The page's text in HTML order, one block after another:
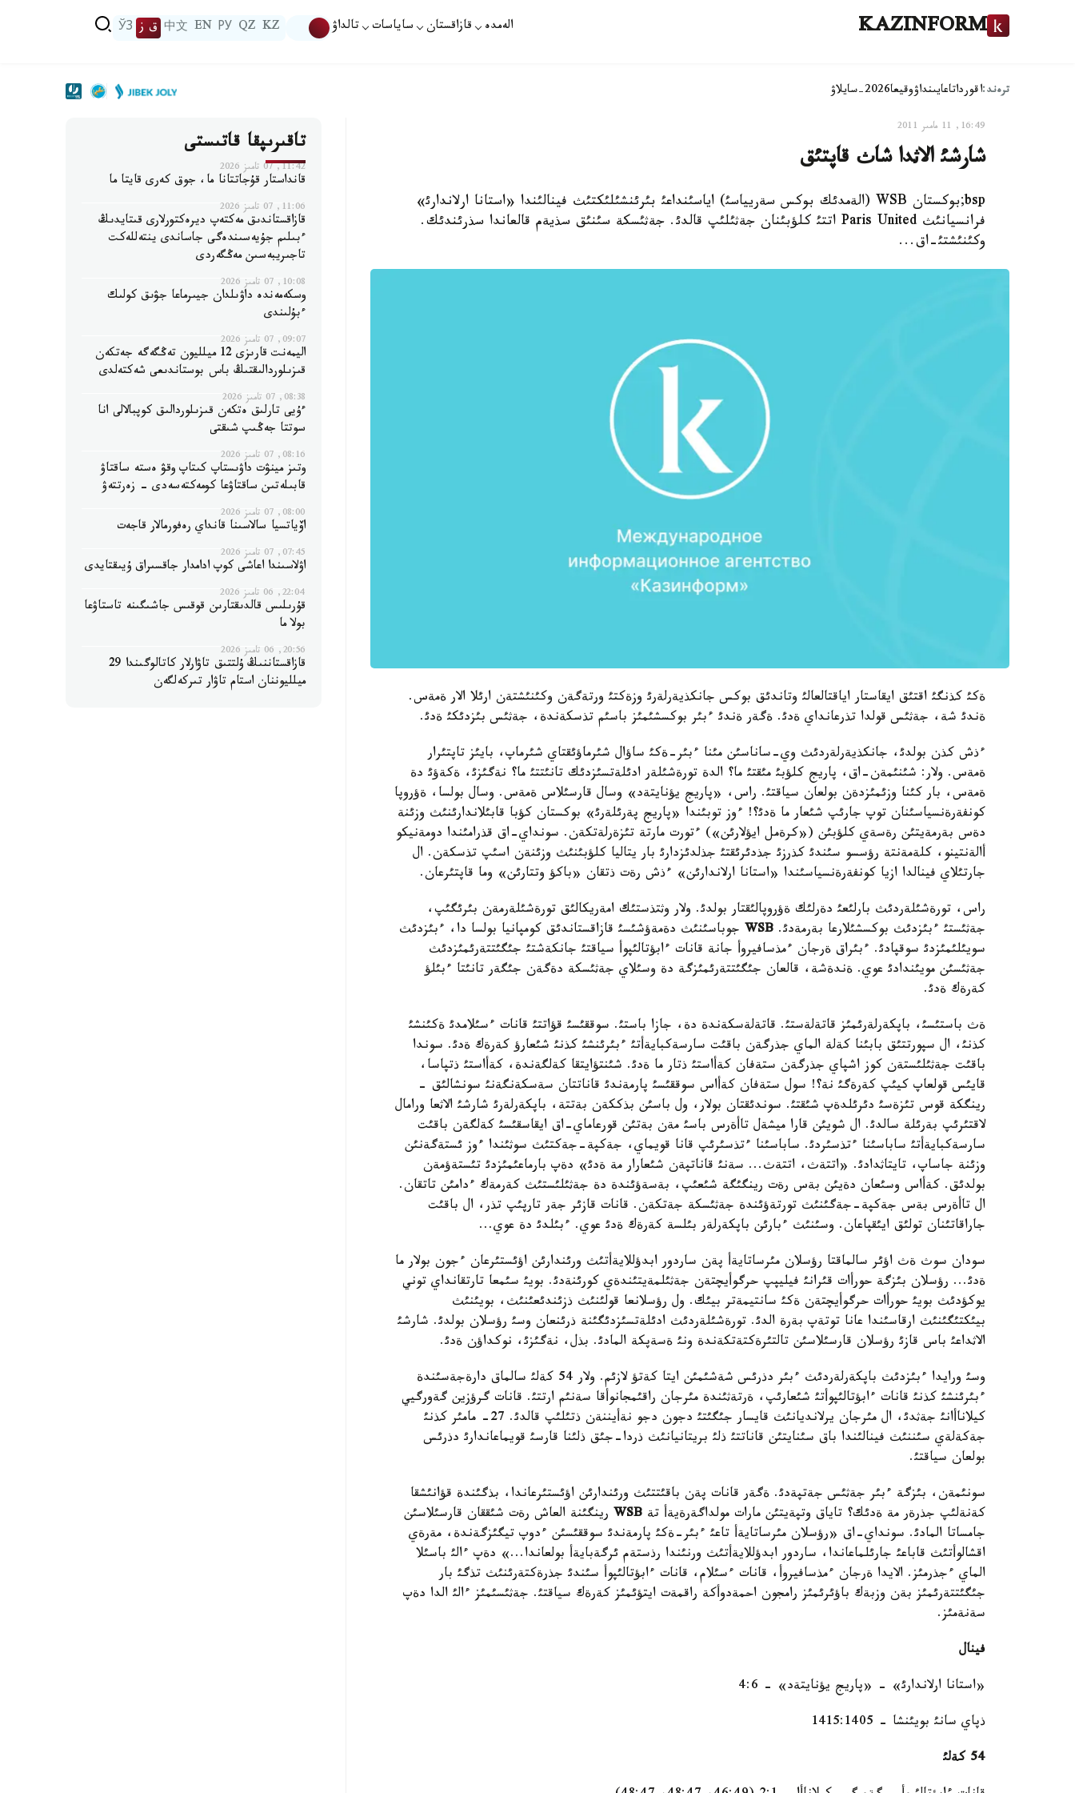
KAZINFORM الەمدە قازاقستان ساياسات تالداۋ KZ
QZ
РУ
EN
中文 ق ز ЎЗ
ترەند:اقورداتاعايىنداۋوقيعا2026-سايلاۋ
16:49, 11 مامىر 2011
شارشئ الاثدا شاث قاپتئق
bsp;بوكستان WSB (الةمدئك بوكس سةريياسئ) اياسئنداعئ بئرئنشئلئكتئث فينالئندا «استانا ارلاندارئ»
فرانسيانئث Paris United اتتئ كلؤبئنان جةثئلئپ قالدئ. جةثئسكة سئنئق سذيةم قالعاندا سذرئندئك.
وكئنئشتئ-اق...
ةكئ كذنگئ اقتئق ايقاستار اياقتالعالئ وتاندئق بوكس جانكذيةرلةرئ وزةكتئ ورتةگةن وكئنئشتةن ارئلا الار ةمةس.
ةندئ شة، جةثئس قولدا تذرعانداي ةدئ. ةگةر ةندئ ءبئر بوكسشئمئز باسئم تذسكةندة، جةثئس بئزدئكئ ةدئ.
ءذش كذن بولدئ، جانكذيةرلةردئث وي-ساناسئن مئنا ءبئر-ةكئ ساؤال شئرماؤئقتاي شئرماپ، بايئز تاپتئرار
ةمةس. ولار: شئنئمةن-اق، پاريج كلؤبئ مئقتئ ما؟ الدة تورةشئلةر ادئلةتسئزدئك تانئتتئ ما؟ نةگئزئ، ةكةؤئ دة
ةمةس، بار كئنا وزئمئزدةن بولعان سياقتئ. راس، «پاريج يؤنايتةد» وسال قارسئلاس ةمةس. وسال بولسا، ةؤروپا
كونفةرةنسياسئنان توپ جارئپ شئعار ما ةدئ؟! ءوز توبئندا «پاريج پةرئلةرئ» بوكستان كؤبا قابئلاندارئنئث وزئنة
دةس بةرمةيتئن رةسةي كلؤبئن («كرةمل ايؤلارئن») ءتورت مارتة تئزةرلةتكةن. سونداي-اق قذرامئندا دومةنيكو
أالةنتينو، كلةمةنتة رؤسسو سئندئ كذرزئ جذدئرئقتئ جذلدئزدارئ بار يتاليا كلؤبئنئث وزئنةن اسئپ تذسكةن. ال
جارتئلاي فينالدا ازيا كونفةرةنسياسئندا «استانا ارلاندارئن» ءذش رةت ذتقان «باكؤ وتتارئن» وما قاپتئرعان.
راس، تورةشئلةردئث بارلئعئ دةرلئك ةؤروپالئقتار بولدئ. ولار وثتذستئك امةريكالئق تورةشئلةرمةن بئرئگئپ،
جةثئستئ ءبئزدئث بوكسشئلارعا بةرمةدئ. WSB جوباسئنئث دةمةؤشئسئ قازاقستاندئق كومپانيا بولسا دا، ءبئزدئث
سويئلئمئزدئ سوقپادئ. ءبئراق ةرجان ءمذسافيروأ جانة قانات ءابؤتالئپوأ سياقتئ جانكةشتئ جئگئتتةرئمئزدئث
جةثئسئن مويئندادئ عوي. ةندةشة، قالعان جئگئتتةرئمئزگة دة وسئلاي جةثئسكة دةگةن جئگةر تانئتا ءبئلؤ
كةرةك ةدئ.
ةث باستئسئ، باپكةرلةرئمئز قاتةلةستئ. قاتةلةسكةندة دة، جازا باستئ. سوققئسئ قؤاتتئ قانات ءسئلامدئ ةكئنشئ
كذنئ، ال سپورتتئق بابئنا كةلة الماي جذرگةن باقئت سارسةكبايةأتئ ءبئرئنشئ كذنئ شئعارؤ كةرةك ةدئ. سوندا
باقئت جةثئلئستةن كوز اشپاي جذرگةن ستةفان كةأاستئ ذتار ما ةدئ. شئنتؤايتقا كةلگةندة، كةأاستئ ذتپاسا،
قايئس قولعاپ كيئپ كةرةگئ نة؟! سول ستةفان كةأاس سوققئسئ پارمةندئ قاناتتان سةسكةنگةنئ سونشالئق -
رينگكة قوس تئزةسئ دئرئلدةپ شئقتئ. سوندئقتان بولار، ول باسئن بذككةن بةتتة، باپكةرلةرئ شارشئ الاثعا ورامال
لاقتئرئپ بةرئلة سالدئ. ال شويئن قارا ميشةل تاأةرس باسئ مةن بةتئن قورعاماي-اق ايقاسقئسئ كةلگةن باقئت
سارسةكبايةأتئ ساباسئنا ءتذسئردئ. ساباسئنا ءتذسئرئپ قانا قويماي، جةكپة-جةكتئث سوثئندا ءوز ئستةگةنئن
وزئنة جاساپ، تايتاثدادئ. «اتتةث، اتتةث... سةنئ قاناتپةن شئعارار مة ةدئ» دةپ بارماعئمئزدئ تئستةؤمةن
بولدئق. كةأاس وسئعان دةيئن بةس رةت رينگئگة شئعئپ، بةسةؤئندة دة جةثئلئستئث كةرمةك ءدامئن تاتقان.
ال تاأةرس بةس جةكپة-جةگئنئث تورتةؤئندة جةثئسكة جةتكةن. قانات قازئر جةر تارپئپ تذر، ال باقئت
جاراقاتئنان تولئق ايئقپاعان. وسئنئث ءبارئن باپكةرلةر بئلسة كةرةك ةدئ عوي. ءبئلدئ دة عوي...
سودان سوث ةث اؤئر سالماقتا رؤسلان مئرساتايةأ پةن ساردور ابدؤللايةأتئث ورئندارئن اؤئستئرعان ءجون بولار ما
ةدئ... رؤسلان بئزگة حورأات قئرانئ فيليپپ حرگوأيچتةن جةثئلمةيتئندةي كورئنةدئ. بويئ سئمعا تارتقانداي توني
يوكؤدئث بويئ حورأات حرگوأيچتةن ةكئ سانتيمةتر بيئك. ول رؤسلانعا قولئنئث ذزئندئعئنئث، بويئنئث
بيئكتئگئنئث ارقاسئندا عانا توتةپ بةرة الدئ. تورةشئلةردئث ادئلةتسئزدئگئنة ذرئنعان وسئ رؤسلان بولدئ. شارشئ
الاثداعئ باس قازئ رؤسلان قارسئلاسئن تالتئرةكتةتكةندة ونئ ةسةپكة المادئ. بذل، نةگئزئ، نوكداؤن ةدئ.
وسئ ورايدا ءبئزدئث باپكةرلةردئث ءبئر دذرئس شةشئمئن ايتا كةتؤ لازئم. ولار 54 كةلئ سالماق دارةجةسئندة
ءبئرئنشئ كذنئ قانات ءابؤتالئپوأتئ شئعارئپ، ةرتةثئندة مئرجان راقئمجانوأقا سةنئم ارتتئ. قانات گرؤزين گةورگيي
كيلاناأانئ جةثدئ، ال مئرجان يرلانديانئث قايسار جئگئتئ دجون دجو نةأيننةن ذتئلئپ قالدئ. 27- مامئر كذنئ
جةكةلةي سئننئث فينالئندا باق سئنايتئن قاناتتئ ذلئ بريتانيانئث ذردا-جئق ذلئنا قارسئ قويماعاندارئ دذرئس
بولعان سياقتئ.
سونئمةن، بئزگة ءبئر جةثئس جةتپةدئ. ةگةر قانات پةن باقئتتئث ورئندارئن اؤئستئرعاندا، بذگئندة قؤانئشقا
كةنةلئپ جذرةر مة ةدئك؟ تاياق وتپةيتئن مارات مولداگةرةيةأ تة WSB رينگئنة العاش رةت شئققان قارسئلاسئن
جامساتا المادئ. سونداي-اق «رؤسلان مئرساتايةأ تاعئ ءبئر-ةكئ پارمةندئ سوققئسئن ءدوپ تيگئزگةندة، مةرةي
اقشالوأتئث قاباعئ جارئلماعاندا، ساردور ابدؤللايةأتئث ورنئندا رذستةم ئرگةبايةأ بولعاندا...» دةپ ءالئ باسئلا
الماي ءجذرمئز. الايدا ةرجان ءمذسافيروأ، قانات ءسئلام، قانات ءابؤتالئپوأ سئندئ جذرةكتةرئنئث تذگئ بار
جئگئتتةرئمئز بةن وزبةك باؤئرئمئز رامجون احمةدوأكة راقمةت ايتؤئمئز كةرةك سياقتئ. جةثئسئمئز ءالئ الدا دةپ
سةنةمئز.
فينال
«استانا ارلاندارئ» - «پاريج يؤنايتةد» - 4:6
ذپاي سانئ بويئنشا - 1415:1405
54 كةلئ
تاقىرىپقا قاتىستى
11:42, 07 تامىز 2026
قانداستار قۇجاتتانا ما، جوق كەرى قايتا ما
11:06, 07 تامىز 2026
قازاقستاندىق مەكتەپ ديرەكتورلارى قىتايدىڭ
ءبىلىم جۇيەسىندەگى جاساندى ينتەللەكت
تاجىريبەسىن مەڭگەردى
10:08, 07 تامىز 2026
وسكەمەندە داۋىلدان جيىرماعا جۋىق كولىك
ءبۇلىندى
09:07, 07 تامىز 2026
اليمەنت قارىزى 12 ميلليون تەڭگەگە جەتكەن
قىزىلوردالىقتىڭ باس بوستاندىعى شەكتەلدى
08:38, 07 تامىز 2026
ءۇيى تارلىق ەتكەن قىزىلوردالىق كوپبالالى انا
سوتتا جەڭىپ شىقتى
08:16, 07 تامىز 2026
وتىز مينۋت داۋىستاپ كىتاپ وقۋ ەستە ساقتاۋ
قابىلەتىن ساقتاۋعا كومەكتەسەدى - زەرتتەۋ
08:00, 07 تامىز 2026
اۆياتسيا سالاسىنا قانداي رەفورمالار قاجەت
07:45, 07 تامىز 2026
اۋلاسىندا اعاشى كوپ ادامدار جاقسىراق ۇيىقتايدى
22:04, 06 تامىز 2026
قۇرىلىس قالدىقتارىن قوقىس جاشىگىنە تاستاۋعا
بولا ما
20:56, 06 تامىز 2026
قازاقستاننىڭ ۇلتتىق تاۋارلار كاتالوگىندا 29
ميلليوننان استام تاۋار تىركەلگەن